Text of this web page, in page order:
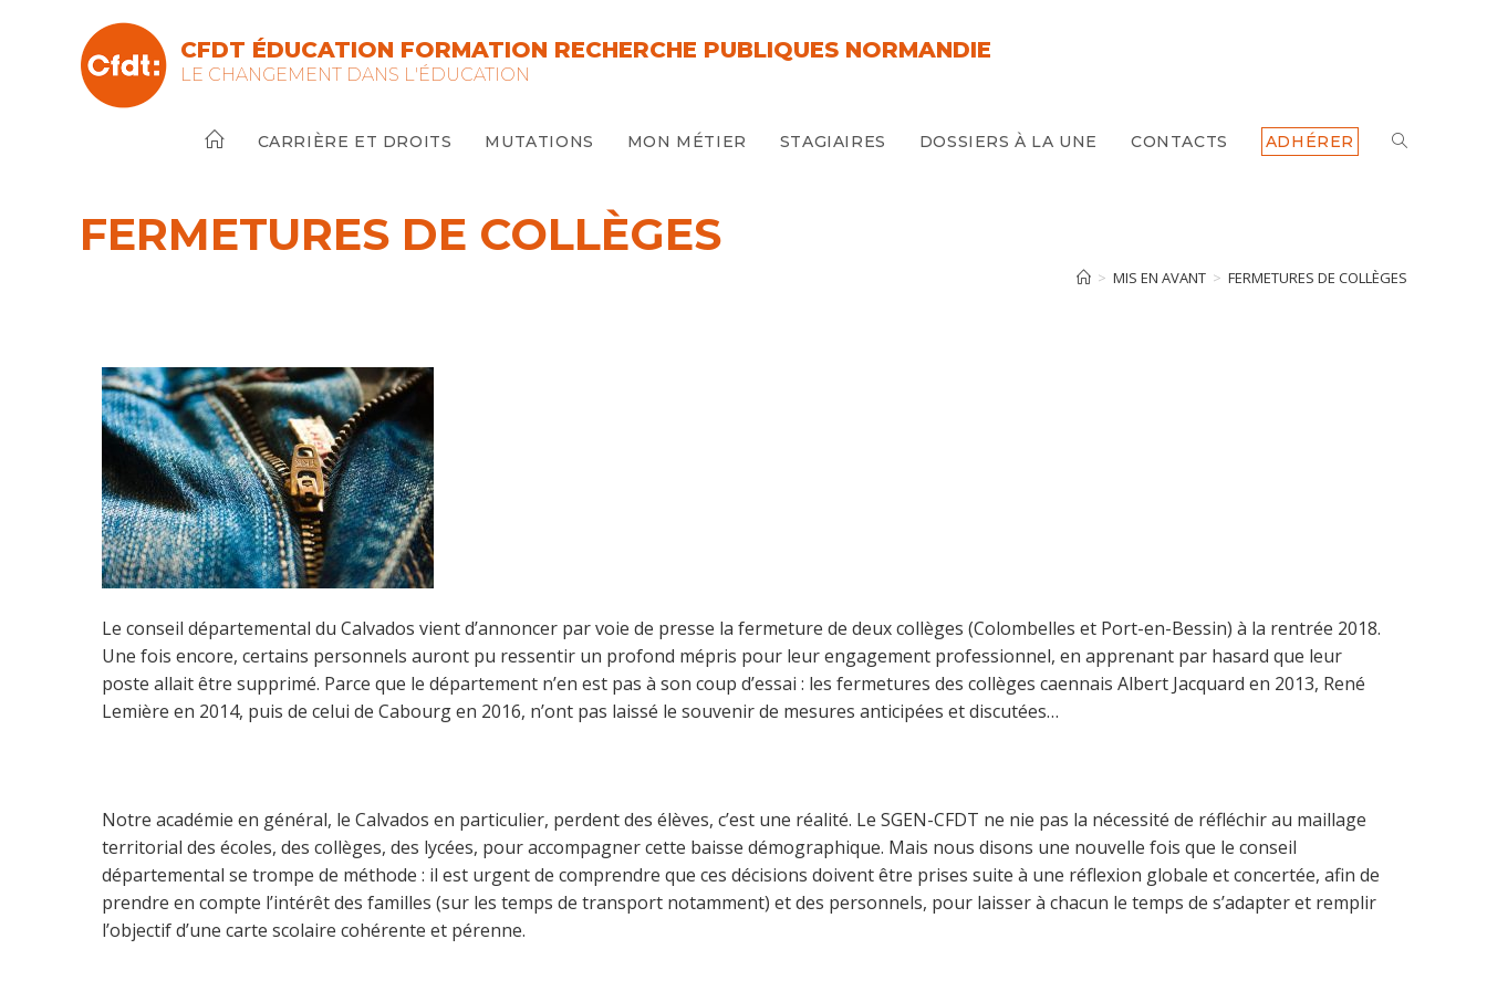
CFDT ÉDUCATION FORMATION RECHERCHE PUBLIQUES NORMANDIE
LE CHANGEMENT DANS L'ÉDUCATION
CARRIÈRE ET DROITS MUTATIONS MON MÉTIER STAGIAIRES DOSSIERS À LA UNE CONTACTS ADHÉRER TOGGLE
SEARCH
FERMETURES DE COLLÈGES
> MIS EN AVANT > FERMETURES DE COLLÈGES
Le conseil départemental du Calvados vient d’annoncer par voie de presse la fermeture de deux collèges (Colombelles et Port-en-Bessin) à la rentrée 2018.
Une fois encore, certains personnels auront pu ressentir un profond mépris pour leur engagement professionnel, en apprenant par hasard que leur
poste allait être supprimé. Parce que le département n’en est pas à son coup d’essai : les fermetures des collèges caennais Albert Jacquard en 2013, René
Lemière en 2014, puis de celui de Cabourg en 2016, n’ont pas laissé le souvenir de mesures anticipées et discutées…
Notre académie en général, le Calvados en particulier, perdent des élèves, c’est une réalité. Le SGEN-CFDT ne nie pas la nécessité de réfléchir au maillage
territorial des écoles, des collèges, des lycées, pour accompagner cette baisse démographique. Mais nous disons une nouvelle fois que le conseil
départemental se trompe de méthode : il est urgent de comprendre que ces décisions doivent être prises suite à une réflexion globale et concertée, afin de
prendre en compte l’intérêt des familles (sur les temps de transport notamment) et des personnels, pour laisser à chacun le temps de s’adapter et remplir
l’objectif d’une carte scolaire cohérente et pérenne.